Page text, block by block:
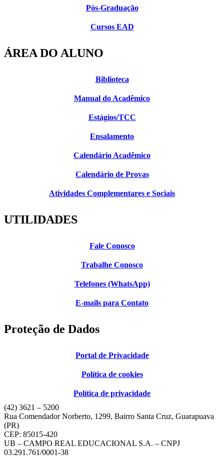
Pós-Graduação
Cursos EAD
ÁREA DO ALUNO
Biblioteca
Manual do Acadêmico
Estágios/TCC
Ensalamento
Calendário Acadêmico
Calendário de Provas
Atividades Complementares e Sociais
UTILIDADES
Fale Conosco
Trabalhe Conosco
Telefones (WhatsApp)
E-mails para Contato
Proteção de Dados
Portal de Privacidade
Política de cookies
Política de privacidade
(42) 3621 – 5200
Rua Comendador Norberto, 1299, Bairro Santa Cruz, Guarapuava
(PR)
CEP: 85015-420
UB – CAMPO REAL EDUCACIONAL S.A. – CNPJ
03.291.761/0001-38